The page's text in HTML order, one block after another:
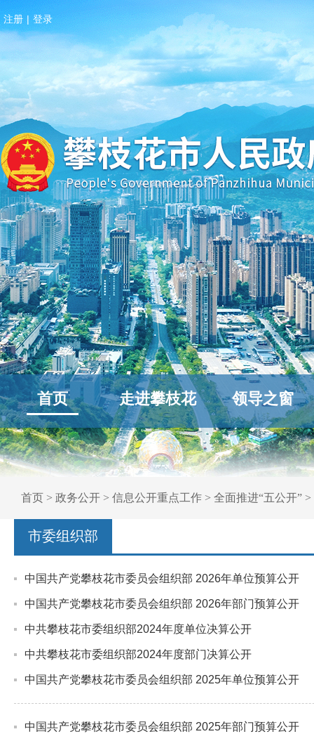
注册 | 登录
首页 走进攀枝花 领导之窗
首页 > 政务公开 > 信息公开重点工作 > 全面推进“五公开” >
市委组织部
中国共产党攀枝花市委员会组织部 2026年单位预算公开
中国共产党攀枝花市委员会组织部 2026年部门预算公开
中共攀枝花市委组织部2024年度单位决算公开
中共攀枝花市委组织部2024年度部门决算公开
中国共产党攀枝花市委员会组织部 2025年单位预算公开
中国共产党攀枝花市委员会组织部 2025年部门预算公开